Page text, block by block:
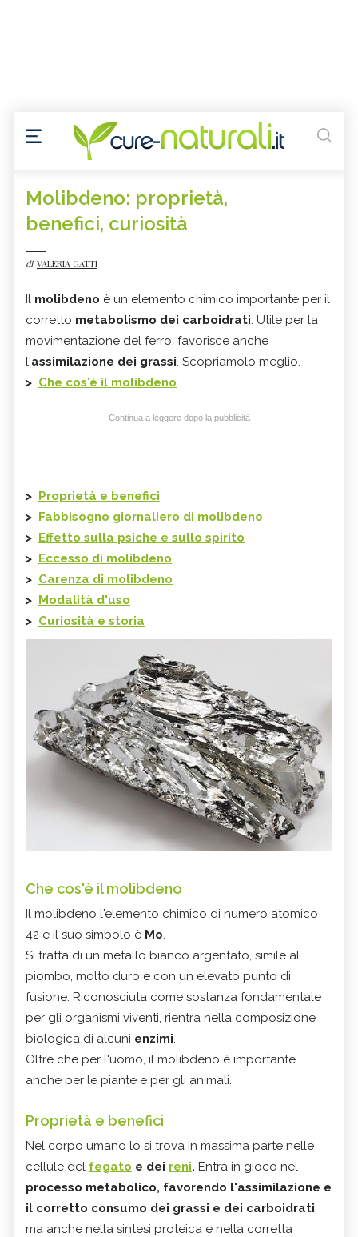
Molibdeno: proprietà,
benefici, curiosità
di VALERIA GATTI
Il molibdeno è un elemento chimico importante per il
corretto metabolismo dei carboidrati. Utile per la
movimentazione del ferro, favorisce anche
l'assimilazione dei grassi. Scopriamolo meglio.
> Che cos'è il molibdeno
Continua a leggere dopo la pubblicità
> Proprietà e benefici
> Fabbisogno giornaliero di molibdeno
> Effetto sulla psiche e sullo spirito
> Eccesso di molibdeno
> Carenza di molibdeno
> Modalità d'uso
> Curiosità e storia
Che cos'è il molibdeno
Il molibdeno l'elemento chimico di numero atomico
42 e il suo simbolo è Mo
Si tratta di un metallo bianco argentato, simile al
piombo, molto duro e con un elevato punto di
fusione. Riconosciuta come sostanza fondamentale
per gli organismi viventi, rientra nella composizione
biologica di alcuni enzimi
Oltre che per l'uomo, il molibdeno è importante
anche per le piante e per gli animali.
Proprietà e benefici
Nel corpo umano lo si trova in massima parte nelle
cellule del fegato e dei reni. Entra in gioco nel
processo metabolico, favorendo l'assimilazione e
il corretto consumo dei grassi e dei carboidrati
ma anche nella sintesi proteica e nella corretta